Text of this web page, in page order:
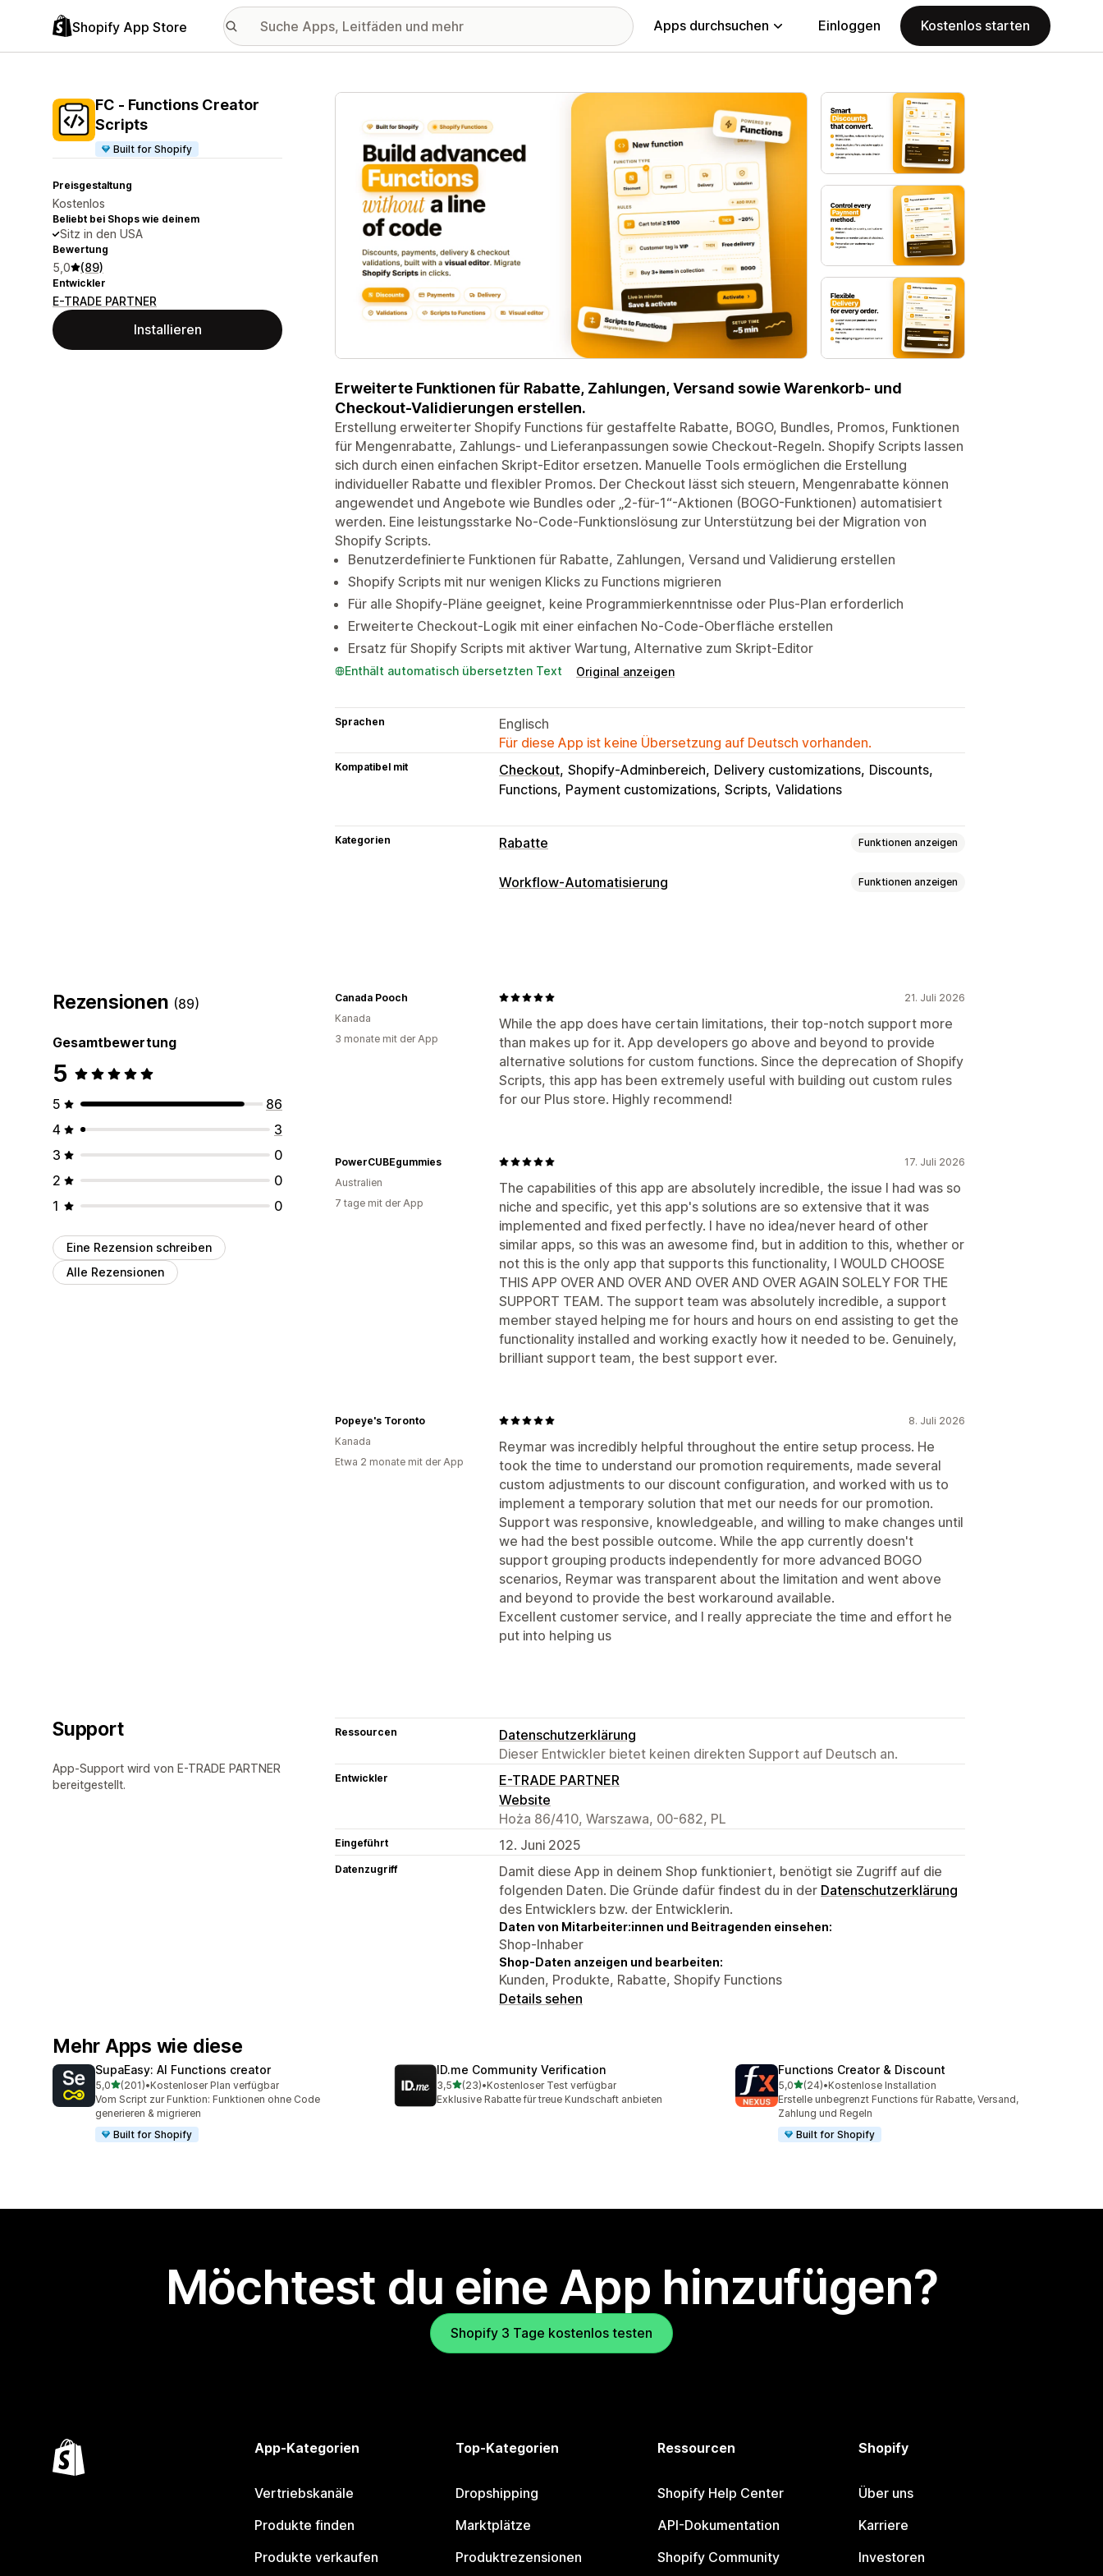
Shopify App Store Apps durchsuchen Einloggen Kostenlos starten
FC ‑ Functions Creator
Scripts
Built for Shopify
Preisgestaltung
Kostenlos
Beliebt bei Shops wie deinem
Sitz in den USA
Bewertung
5,0 (89)
Entwickler
E-TRADE PARTNER
Installieren
Vorgestellte Bildergalerie
Erweiterte Funktionen für Rabatte, Zahlungen, Versand sowie Warenkorb- und
Checkout-Validierungen erstellen.
Erstellung erweiterter Shopify Functions für gestaffelte Rabatte, BOGO, Bundles, Promos, Funktionen
für Mengenrabatte, Zahlungs- und Lieferanpassungen sowie Checkout-Regeln. Shopify Scripts lassen
sich durch einen einfachen Skript-Editor ersetzen. Manuelle Tools ermöglichen die Erstellung
individueller Rabatte und flexibler Promos. Der Checkout lässt sich steuern, Mengenrabatte können
angewendet und Angebote wie Bundles oder „2-für-1“-Aktionen (BOGO-Funktionen) automatisiert
werden. Eine leistungsstarke No-Code-Funktionslösung zur Unterstützung bei der Migration von
Shopify Scripts.
Benutzerdefinierte Funktionen für Rabatte, Zahlungen, Versand und Validierung erstellen
Shopify Scripts mit nur wenigen Klicks zu Functions migrieren
Für alle Shopify-Pläne geeignet, keine Programmierkenntnisse oder Plus-Plan erforderlich
Erweiterte Checkout-Logik mit einer einfachen No-Code-Oberfläche erstellen
Ersatz für Shopify Scripts mit aktiver Wartung, Alternative zum Skript-Editor
Enthält automatisch übersetzten Text Original anzeigen
Sprachen
Englisch
Für diese App ist keine Übersetzung auf Deutsch vorhanden.
Kompatibel mit Checkout Shopify-Adminbereich Delivery customizations Discounts
Functions Payment customizations Scripts Validations
Kategorien Rabatte Funktionen anzeigen
Rabatt-Typen
Checkout-Rabatte
Cross-Selling-Rabatte
Dynamische Preise Individuelle Rabatte
Rabatte verwalten
Editor-Tool Vorlagen Währungsumrechnung Lokalisierung
Kampagnen
Rabattstapelung
Workflow-Automatisierung Funktionen anzeigen
Anpassung
Bedingte Logik Benutzerdefinierte Trigger Vorlagen
Geplante Aufgaben Benutzerdefinierte Workflows
Rezensionen (89)
Gesamtbewertung
5
5
86
4
3
3
0
2
0
1
0
Eine Rezension schreiben
Alle Rezensionen
21. Juli 2026
While the app does have certain limitations, their top-notch support more
than makes up for it. App developers go above and beyond to provide
alternative solutions for custom functions. Since the deprecation of Shopify
Scripts, this app has been extremely useful with building out custom rules
for our Plus store. Highly recommend!
Canada Pooch
Kanada
3 monate mit der App
17. Juli 2026
The capabilities of this app are absolutely incredible, the issue I had was so
niche and specific, yet this app's solutions are so extensive that it was
implemented and fixed perfectly. I have no idea/never heard of other
similar apps, so this was an awesome find, but in addition to this, whether or
not this is the only app that supports this functionality, I WOULD CHOOSE
THIS APP OVER AND OVER AND OVER AND OVER AGAIN SOLELY FOR THE
SUPPORT TEAM. The support team was absolutely incredible, a support
member stayed helping me for hours and hours on end assisting to get the
functionality installed and working exactly how it needed to be. Genuinely,
brilliant support team, the best support ever.
PowerCUBEgummies
Australien
7 tage mit der App
8. Juli 2026
Reymar was incredibly helpful throughout the entire setup process. He
took the time to understand our promotion requirements, made several
custom adjustments to our discount configuration, and worked with us to
implement a temporary solution that met our needs for our promotion.
Support was responsive, knowledgeable, and willing to make changes until
we had the best possible outcome. While the app currently doesn't
support grouping products independently for more advanced BOGO
scenarios, Reymar was transparent about the limitation and went above
and beyond to provide the best workaround available.
Excellent customer service, and I really appreciate the time and effort he
put into helping us
Popeye's Toronto
Kanada
Etwa 2 monate mit der App
Support
App-Support wird von E-TRADE PARTNER
bereitgestellt.
Ressourcen
Datenschutzerklärung
Dieser Entwickler bietet keinen direkten Support auf Deutsch an.
Entwickler
E-TRADE PARTNER
Website
Hoża 86/410, Warszawa, 00-682, PL
Eingeführt 12. Juni 2025
Datenzugriff
Damit diese App in deinem Shop funktioniert, benötigt sie Zugriff auf die
folgenden Daten. Die Gründe dafür findest du in der Datenschutzerklärung
des Entwicklers bzw. der Entwicklerin.
Daten von Mitarbeiter:innen und Beitragenden einsehen:
Shop-Inhaber
Shop-Daten anzeigen und bearbeiten:
Kunden, Produkte, Rabatte, Shopify Functions
Details sehen
Mehr Apps wie diese
SupaEasy: AI Functions creator
5,0von 5 Sternen
(201)
201 Rezensionen insgesamt
•Kostenloser Plan verfügbar
Vom Script zur Funktion: Funktionen ohne Code
generieren & migrieren
Built for Shopify
ID.me Community Verification
3,5von 5 Sternen
(23)
23 Rezensionen insgesamt
•Kostenloser Test verfügbar
Exklusive Rabatte für treue Kundschaft anbieten
Functions Creator & Discount
5,0von 5 Sternen
(24)
24 Rezensionen insgesamt
•Kostenlose Installation
Erstelle unbegrenzt Functions für Rabatte, Versand,
Zahlung und Regeln
Built for Shopify
Möchtest du eine App hinzufügen?
Shopify 3 Tage kostenlos testen
App-Kategorien
Vertriebskanäle
Produkte finden
Produkte verkaufen
Top-Kategorien
Dropshipping
Marktplätze
Produktrezensionen
Ressourcen
Shopify Help Center
API-Dokumentation
Shopify Community
Shopify
Über uns
Karriere
Investoren